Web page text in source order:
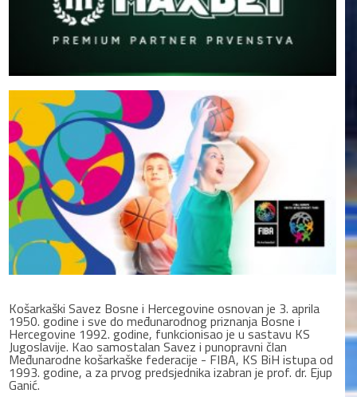
Košarkaški Savez Bosne i Hercegovine osnovan je 3. aprila
1950. godine i sve do međunarodnog priznanja Bosne i
Hercegovine 1992. godine, funkcionisao je u sastavu KS
Jugoslavije. Kao samostalan Savez i punopravni član
Međunarodne košarkaške federacije - FIBA, KS BiH istupa od
1993. godine, a za prvog predsjednika izabran je prof. dr. Ejup
Ganić.